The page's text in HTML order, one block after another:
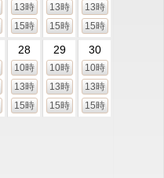
13時
15時
13時
15時
13時
15時
28
10時
13時
15時
29
10時
13時
15時
30
10時
13時
15時